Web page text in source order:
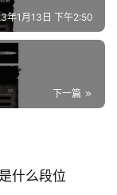
年1月13日 下午2:50
下一篇
什么段位